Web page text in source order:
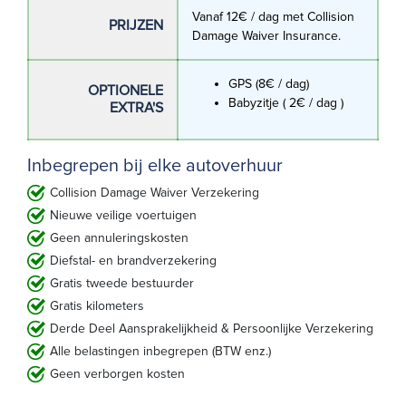
PRIJZEN
Vanaf 12€ / dag met Collision
Damage Waiver Insurance.
OPTIONELE
EXTRA'S
GPS (8€ / dag)
Babyzitje ( 2€ / dag )
Inbegrepen bij elke autoverhuur
Collision Damage Waiver Verzekering
Nieuwe veilige voertuigen
Geen annuleringskosten
Diefstal- en brandverzekering
Gratis tweede bestuurder
Gratis kilometers
Derde Deel Aansprakelijkheid & Persoonlijke Verzekering
Alle belastingen inbegrepen (BTW enz.)
Geen verborgen kosten